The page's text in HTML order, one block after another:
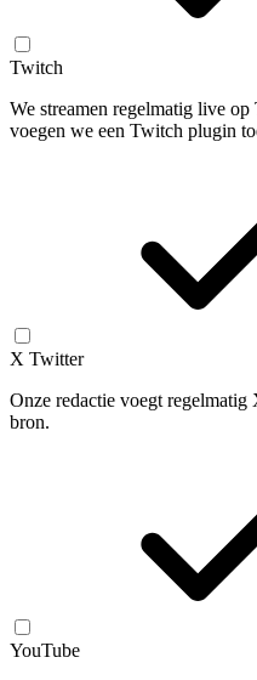
Twitch
We streamen regelmatig live
voegen we een Twitch plugin
X Twitter
Onze redactie voegt
bron.
YouTube